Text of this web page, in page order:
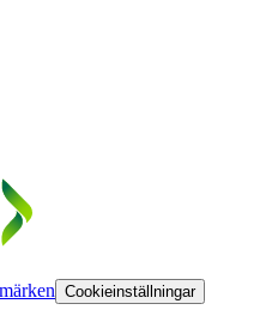
Cookieinställningar